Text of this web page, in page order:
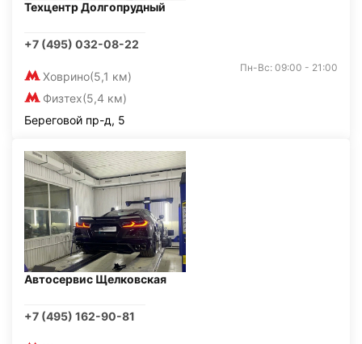
Техцентр Долгопрудный
+7 (495) 032-08-22
Ховрино(5,1 км)
Физтех(5,4 км)
Пн-Вс: 09:00 - 21:00
Береговой пр-д, 5
Автосервис Щелковская
+7 (495) 162-90-81